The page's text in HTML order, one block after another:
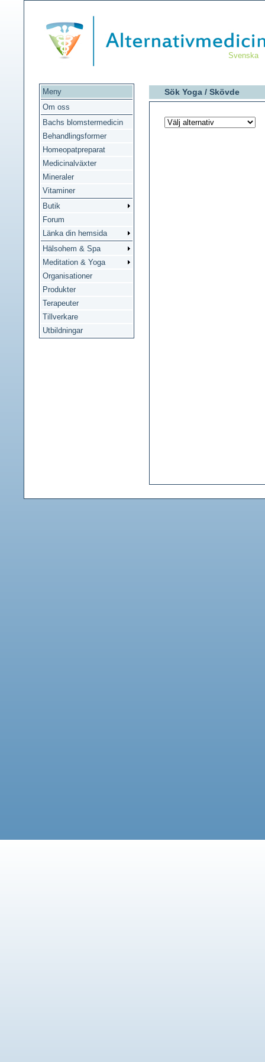
Svenska
Meny
Om oss
Bachs blomstermedicin
Behandlingsformer
Homeopatpreparat
Medicinalväxter
Mineraler
Vitaminer
Butik
Forum
Länka din hemsida
Hälsohem & Spa
Meditation & Yoga
Organisationer
Produkter
Terapeuter
Tillverkare
Utbildningar
Sök Yoga / Skövde